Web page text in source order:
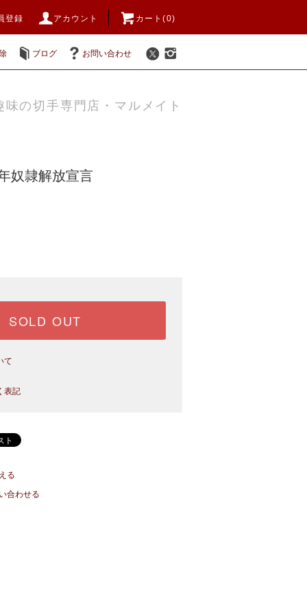
登録 アカウント カート(0)
ブログ お問い合わせ
味の切手専門店・マルメイト
奴隷解放宣言
SOLD OUT
て
表記
る
合わせる